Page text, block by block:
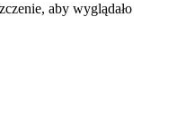
aby wyglądało